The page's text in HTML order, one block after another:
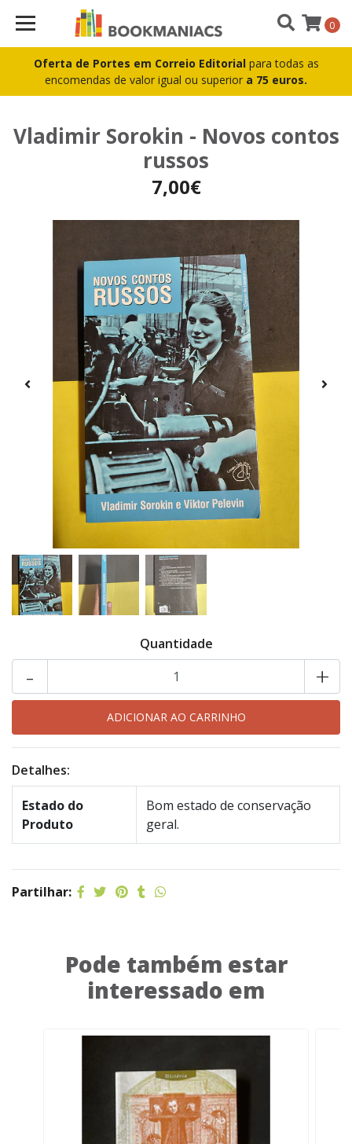
Oferta de Portes em Correio Editorial para todas as
encomendas de valor igual ou superior a 75 euros.
0
Vladimir Sorokin - Novos contos
russos
7,00€
Quantidade
+
-
Detalhes:
Estado do
Produto
Bom estado de conservação
geral.
Partilhar:
Pode também estar
interessado em